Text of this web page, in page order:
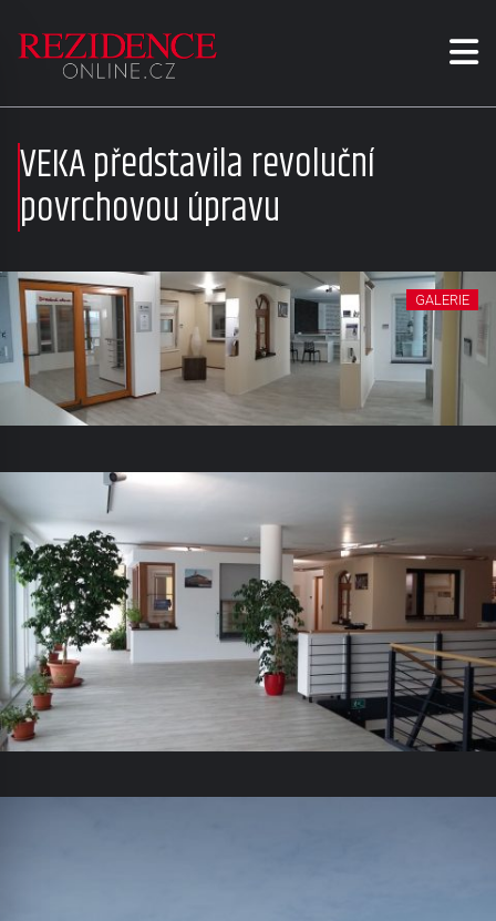
VEKA představila revoluční
povrchovou úpravu
GALERIE